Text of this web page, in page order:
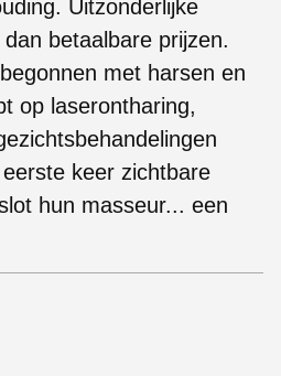
Uitzonderlijke
betaalbare prijzen.
met harsen en
op laserontharing,
keer zichtbare
hun masseur... een